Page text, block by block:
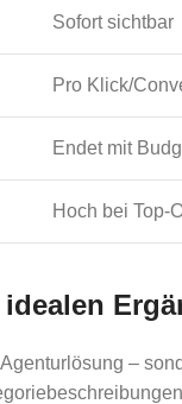
Sofort sichtbar
Pro Klick/
Endet mit
Hoch bei Top-
–